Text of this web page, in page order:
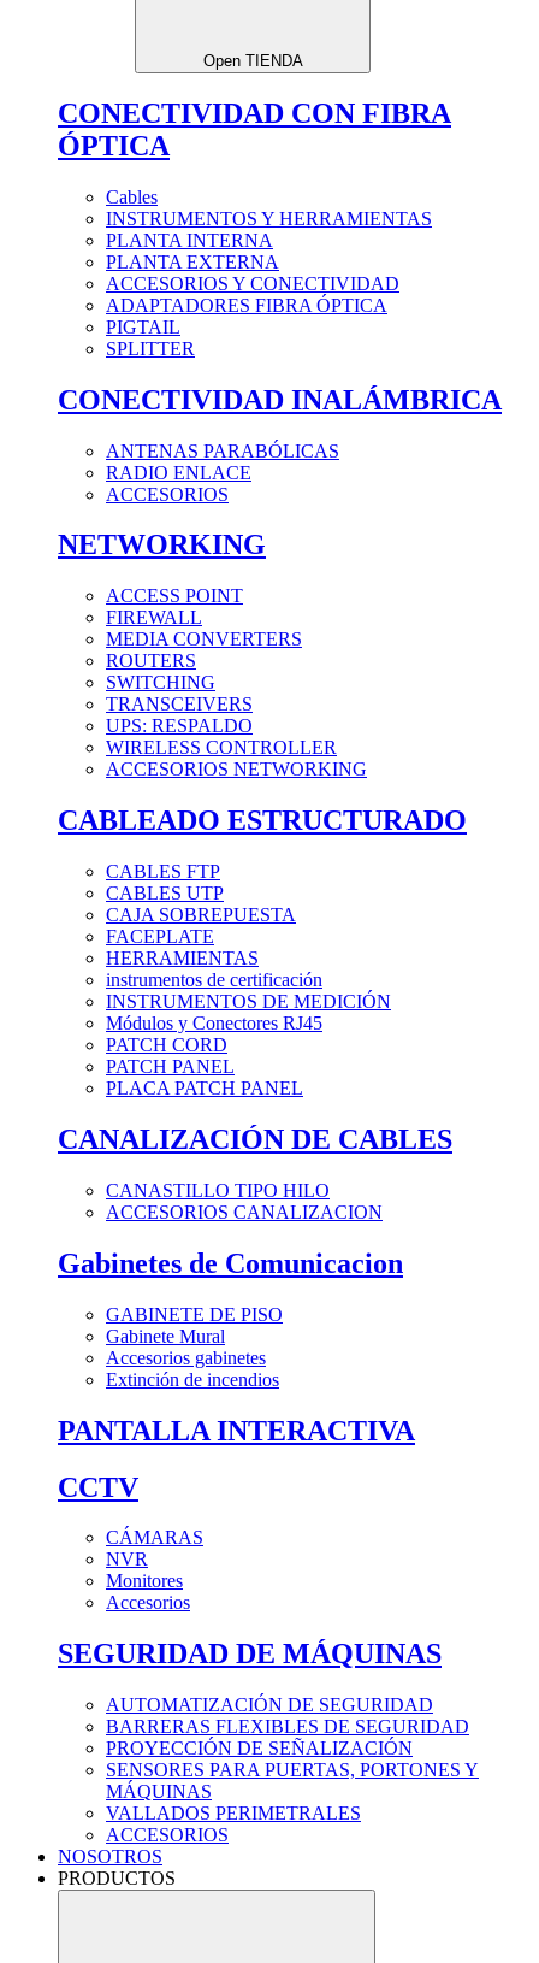
Open TIENDA
CONECTIVIDAD CON FIBRA
ÓPTICA
Cables
INSTRUMENTOS Y HERRAMIENTAS
PLANTA INTERNA
PLANTA EXTERNA
ACCESORIOS Y CONECTIVIDAD
ADAPTADORES FIBRA ÓPTICA
PIGTAIL
SPLITTER
CONECTIVIDAD INALÁMBRICA
ANTENAS PARABÓLICAS
RADIO ENLACE
ACCESORIOS
NETWORKING
ACCESS POINT
FIREWALL
MEDIA CONVERTERS
ROUTERS
SWITCHING
TRANSCEIVERS
UPS: RESPALDO
WIRELESS CONTROLLER
ACCESORIOS NETWORKING
CABLEADO ESTRUCTURADO
CABLES FTP
CABLES UTP
CAJA SOBREPUESTA
FACEPLATE
HERRAMIENTAS
instrumentos de certificación
INSTRUMENTOS DE MEDICIÓN
Módulos y Conectores RJ45
PATCH CORD
PATCH PANEL
PLACA PATCH PANEL
CANALIZACIÓN DE CABLES
CANASTILLO TIPO HILO
ACCESORIOS CANALIZACION
Gabinetes de Comunicacion
GABINETE DE PISO
Gabinete Mural
Accesorios gabinetes
Extinción de incendios
PANTALLA INTERACTIVA
CCTV
CÁMARAS
NVR
Monitores
Accesorios
SEGURIDAD DE MÁQUINAS
AUTOMATIZACIÓN DE SEGURIDAD
BARRERAS FLEXIBLES DE SEGURIDAD
PROYECCIÓN DE SEÑALIZACIÓN
SENSORES PARA PUERTAS, PORTONES Y
MÁQUINAS
VALLADOS PERIMETRALES
ACCESORIOS
NOSOTROS
PRODUCTOS